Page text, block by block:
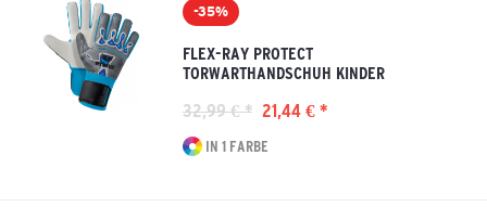
-35%
FLEX-RAY PROTECT
TORWARTHANDSCHUH KINDER
32,99 € * 21,44 € *
IN 1 FARBE